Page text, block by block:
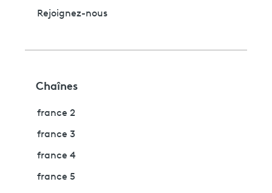
Rejoignez-nous
Chaînes
france 2
france 3
france 4
france 5